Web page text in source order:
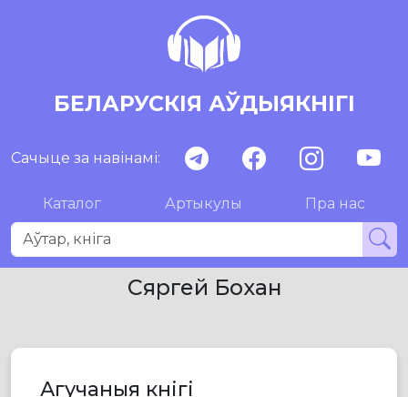
БЕЛАРУСКІЯ АЎДЫЯКНІГІ
Сачыце за навінамі:
Каталог Артыкулы Пра нас
Сяргей Бохан
Агучаныя кнігі